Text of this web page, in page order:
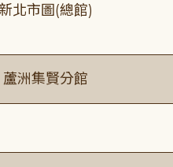
北市圖(總館)
蘆洲集賢分館